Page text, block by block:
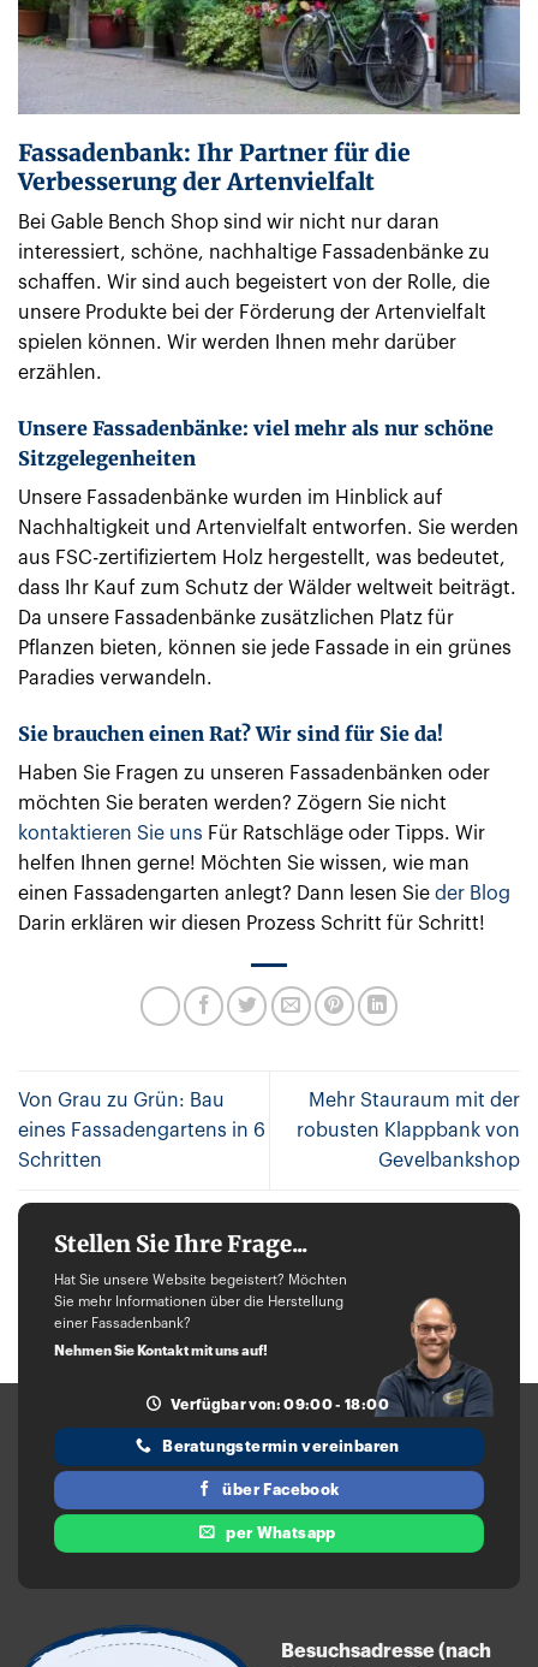
Fassadenbank: Ihr Partner für die
Verbesserung der Artenvielfalt
Bei Gable Bench Shop sind wir nicht nur daran
interessiert, schöne, nachhaltige Fassadenbänke zu
schaffen. Wir sind auch begeistert von der Rolle, die
unsere Produkte bei der Förderung der Artenvielfalt
spielen können. Wir werden Ihnen mehr darüber
erzählen.
Unsere Fassadenbänke: viel mehr als nur schöne
Sitzgelegenheiten
Unsere Fassadenbänke wurden im Hinblick auf
Nachhaltigkeit und Artenvielfalt entworfen. Sie werden
aus FSC-zertifiziertem Holz hergestellt, was bedeutet,
dass Ihr Kauf zum Schutz der Wälder weltweit beiträgt.
Da unsere Fassadenbänke zusätzlichen Platz für
Pflanzen bieten, können sie jede Fassade in ein grünes
Paradies verwandeln.
Sie brauchen einen Rat? Wir sind für Sie da!
Haben Sie Fragen zu unseren Fassadenbänken oder
möchten Sie beraten werden? Zögern Sie nicht
kontaktieren Sie uns Für Ratschläge oder Tipps. Wir
helfen Ihnen gerne! Möchten Sie wissen, wie man
einen Fassadengarten anlegt? Dann lesen Sie der Blog
Darin erklären wir diesen Prozess Schritt für Schritt!
Von Grau zu Grün: Bau
eines Fassadengartens in 6
Schritten
Mehr Stauraum mit der
robusten Klappbank von
Gevelbankshop
Stellen Sie Ihre Frage...
Hat Sie unsere Website begeistert? Möchten
Sie mehr Informationen über die Herstellung
einer Fassadenbank?
Nehmen Sie Kontakt mit uns auf!
Verfügbar von: 09:00 - 18:00
Beratungstermin vereinbaren
über Facebook
per Whatsapp
Besuchsadresse (nach